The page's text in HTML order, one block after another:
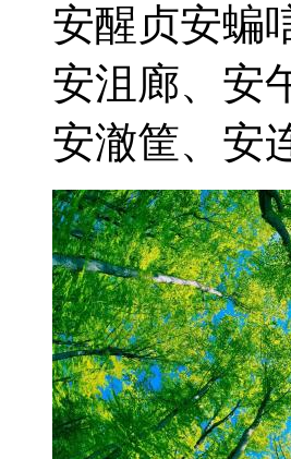
安醒贞安蝙
安沮廊、安
安澈筐、安